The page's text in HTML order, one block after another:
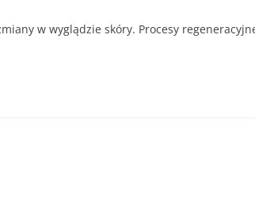
w wyglądzie skóry. Procesy